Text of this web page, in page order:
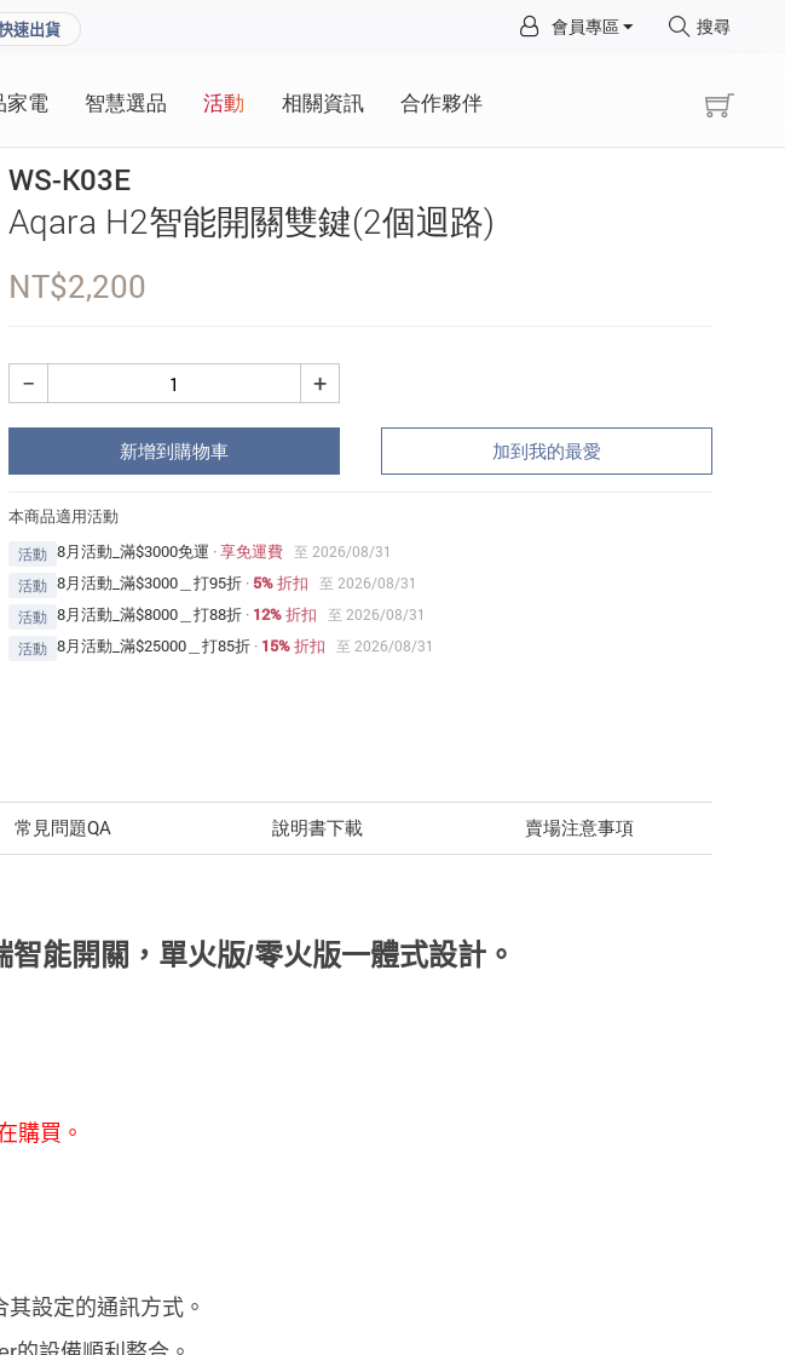
速出貨 會員專區 搜尋
家電 智慧選品 活動 相關資訊 合作夥伴
WS-K03E
Aqara H2智能開關雙鍵(2個迴路)
NT$2,200
+
−
新增到購物車 加到我的最愛
本商品適用活動
活動 8月活動_滿$3000免運 ·享免運費
至 2026/08/31
活動 8月活動_滿$3000＿打95折 · 5% 折扣
至 2026/08/31
活動 8月活動_滿$8000＿打88折 · 12% 折扣
至 2026/08/31
活動 8月活動_滿$25000＿打85折 · 15% 折扣 至 2026/08/31
常見問題QA 說明書下載 賣場注意事項
能開關，單火版/零火版一體式設計。
購買。
設定的通訊方式。
×
查看我的最愛